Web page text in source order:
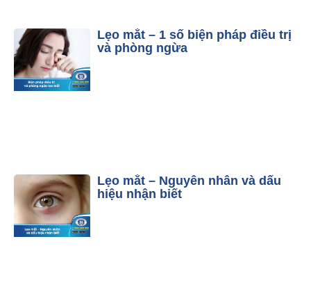
Lẹo mắt – 1 số biện pháp điều trị
và phòng ngừa
Lẹo mắt – Nguyên nhân và dấu
hiệu nhận biết